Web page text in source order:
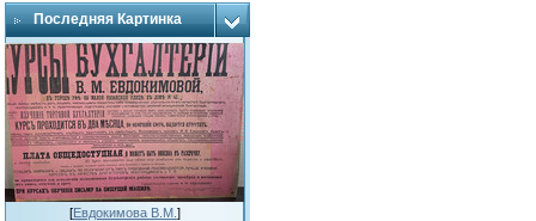
Последняя Картинка
[Евдокимова В.М. ]